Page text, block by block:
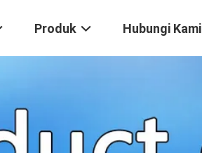
Produk Hubungi Kami